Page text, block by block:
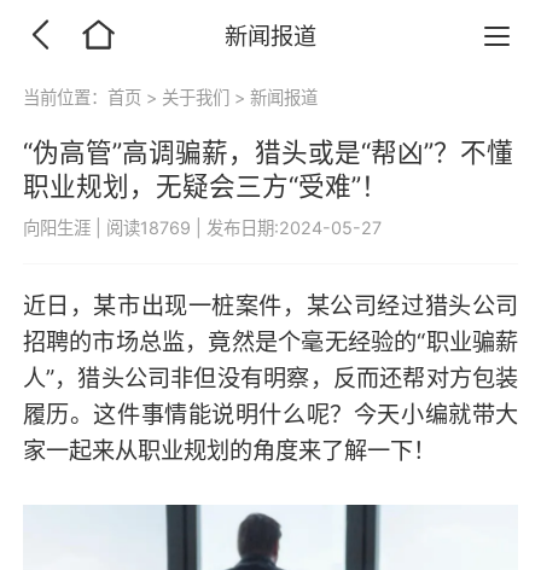
新闻报道
当前位置：首页 > 关于我们 > 新闻报道
“伪高管”高调骗薪，猎头或是“帮凶”？不懂
职业规划，无疑会三方“受难”！
向阳生涯 阅读18769 发布日期:2024-05-27
近日，某市出现一桩案件，某公司经过猎头公司
招聘的市场总监，竟然是个毫无经验的“职业骗薪
人”，猎头公司非但没有明察，反而还帮对方包装
履历。这件事情能说明什么呢？今天小编就带大
家一起来从职业规划的角度来了解一下！